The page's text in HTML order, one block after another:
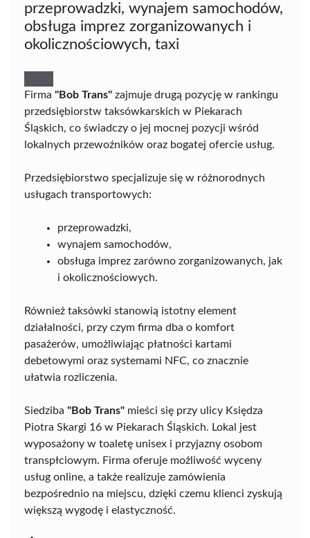
przeprowadzki, wynajem samochodów,
obsługa imprez zorganizowanych i
okolicznościowych, taxi
Firma "Bob Trans" zajmuje drugą pozycję w rankingu
przedsiębiorstw taksówkarskich w Piekarach
Śląskich, co świadczy o jej mocnej pozycji wśród
lokalnych przewoźników oraz bogatej ofercie usług.
Przedsiębiorstwo specjalizuje się w różnorodnych
usługach transportowych:
przeprowadzki,
wynajem samochodów,
obsługa imprez zarówno zorganizowanych, jak
i okolicznościowych.
Również taksówki stanowią istotny element
działalności, przy czym firma dba o komfort
pasażerów, umożliwiając płatności kartami
debetowymi oraz systemami NFC, co znacznie
ułatwia rozliczenia.
Siedziba "Bob Trans" mieści się przy ulicy Księdza
Piotra Skargi 16 w Piekarach Śląskich. Lokal jest
wyposażony w toaletę unisex i przyjazny osobom
transpłciowym. Firma oferuje możliwość wyceny
usług online, a także realizuje zamówienia
bezpośrednio na miejscu, dzięki czemu klienci zyskują
większą wygodę i elastyczność.